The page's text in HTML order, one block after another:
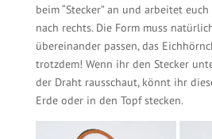
beim “Stecker” an und arbeitet
nach rechts. Die Form muss
übereinander passen, das
trotzdem! Wenn ihr den Stecker
der Draht rausschaut, könnt ihr
Erde oder in den Topf stecken.